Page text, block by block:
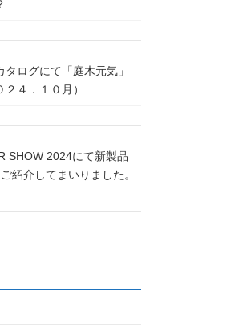
ログにて「庭木元気」
４．１０月）
SHOW 2024にて新製品
紹介してまいりました。